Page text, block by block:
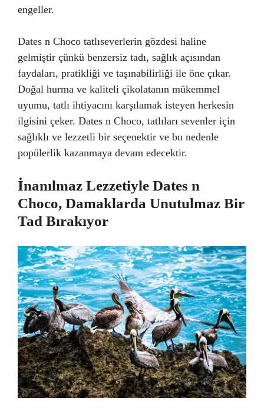
engeller.
Dates n Choco tatlıseverlerin gözdesi haline
gelmiştir çünkü benzersiz tadı, sağlık açısından
faydaları, pratikliği ve taşınabilirliği ile öne çıkar.
Doğal hurma ve kaliteli çikolatanın mükemmel
uyumu, tatlı ihtiyacını karşılamak isteyen herkesin
ilgisini çeker. Dates n Choco, tatlıları sevenler için
sağlıklı ve lezzetli bir seçenektir ve bu nedenle
popülerlik kazanmaya devam edecektir.
İnanılmaz Lezzetiyle Dates n
Choco, Damaklarda Unutulmaz Bir
Tad Bırakıyor